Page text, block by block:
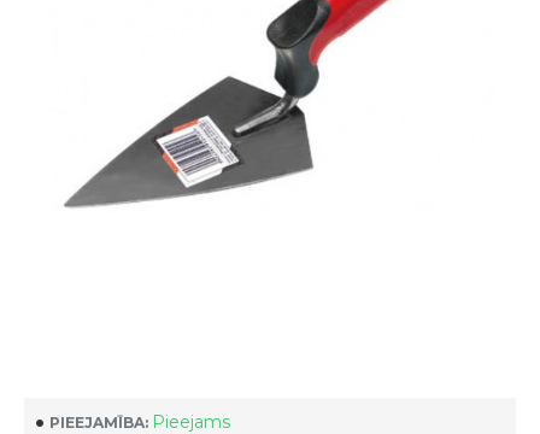
PIEEJAMĪBA: Pieejams